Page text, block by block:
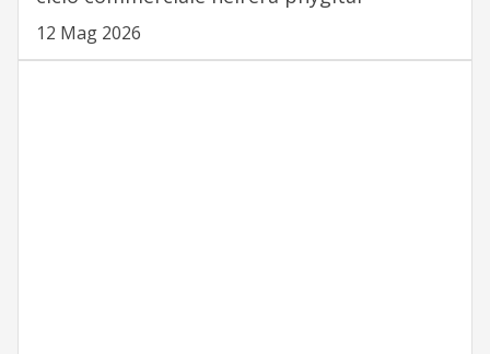
12 Mag 2026